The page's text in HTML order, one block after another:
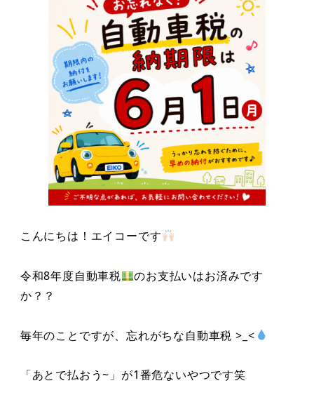
こんにちは！エイコーです
令和8年度自動車税
のお支払いはお済みです
か？？
毎年のことですが、忘れがちな自動車税 >_<
「あとで払おう~」が1番危ないやつです笑